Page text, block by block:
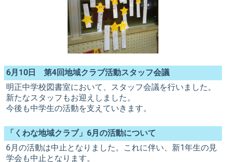
6月10日 第4回地域クラブ活動スタッフ会議
明正中学校図書室において、スタッフ会議を行いました。
新たなスタッフもお迎えしました。
今後も中学生の活動を支えていきます。
「くわな地域クラブ」6月の活動について
6月の活動は中止となりました。これに伴い、新1年生の見
学会も中止となります。